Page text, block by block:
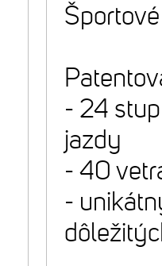
- 24
jazdy
- 40
-